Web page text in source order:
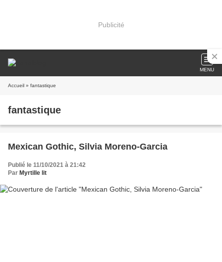
Publicité
MENU
Accueil » fantastique
fantastique
Mexican Gothic, Silvia Moreno-Garcia
Publié le 11/10/2021 à 21:42
Par Myrtille lit